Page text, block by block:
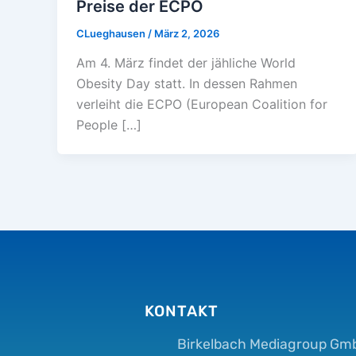
Preise der ECPO
CLueghausen / März 2, 2026
Am 4. März findet der jähliche World
Obesity Day statt. In dessen Rahmen
verleiht die ECPO (European Coalition for
People […]
KONTAKT
Birkelbach Mediagroup